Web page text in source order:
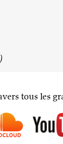
tous les